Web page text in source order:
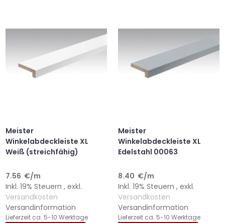
Meister
Winkelabdeckleiste XL
Weiß (streichfähig)
7.56 €/m
Inkl. 19% Steuern , exkl.
Versandkosten
Versandinformation
Lieferzeit ca. 5-10 Werktage
Meister
Winkelabdeckleiste XL
Edelstahl 00063
8.40 €/m
Inkl. 19% Steuern , exkl.
Versandkosten
Versandinformation
Lieferzeit ca. 5-10 Werktage